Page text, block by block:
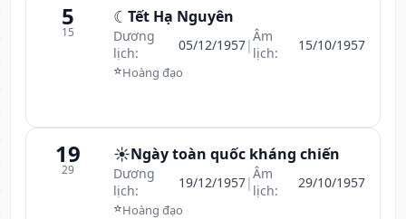
5
15
☾ Tết Hạ Nguyên
Dương
lịch:
05/12/1957|Âm
lịch:
15/10/1957
⭐Hoàng đạo
19
29
☀️Ngày toàn quốc kháng chiến
Dương
lịch:
19/12/1957|Âm
lịch:
29/10/1957
⭐Hoàng đạo